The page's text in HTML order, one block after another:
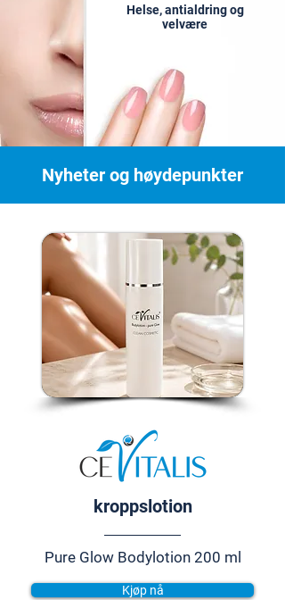
Helse, antialdring og
velvære
Nyheter og høydepunkter
kroppslotion
Pure Glow Bodylotion 200 ml
Kjøp nå